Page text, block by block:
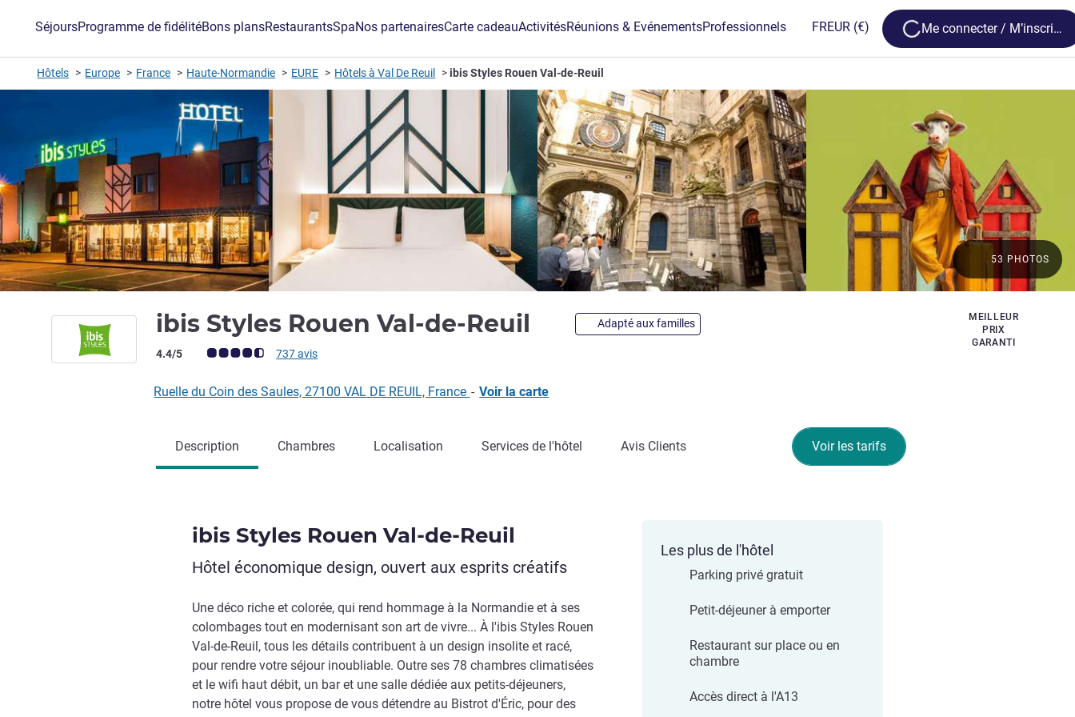
SéjoursProgramme de fidélitéBons plansRestaurantsSpaNos partenairesCarte cadeauActivitésRéunions & EvénementsProfessionnels FREUR (€) Loading...
Me connecter / M’inscrire
Hôtels Europe France Haute-Normandie EURE Hôtels à Val De Reuil ibis Styles Rouen Val-de-Reuil
ibis Styles Rouen Val-de-Reuil 3 étoilesAdapté aux familles
Note Avis clients (Note ALL)
4.4/5 737 avis
MEILLEUR
PRIX
GARANTI
53 PHOTOS
Ruelle du Coin des Saules, 27100 VAL DE REUIL, France - Voir la carte
Voir les tarifs
Description Chambres Localisation Services de l'hôtel Avis Clients
ibis Styles Rouen Val-de-Reuil
Hôtel économique design, ouvert aux esprits créatifs
Une déco riche et colorée, qui rend hommage à la Normandie et à ses
colombages tout en modernisant son art de vivre... À l'ibis Styles Rouen
Val-de-Reuil, tous les détails contribuent à un design insolite et racé,
pour rendre votre séjour inoubliable. Outre ses 78 chambres climatisées
et le wifi haut débit, un bar et une salle dédiée aux petits-déjeuners,
notre hôtel vous propose de vous détendre au Bistrot d'Éric, pour des
Les plus de l'hôtel
Parking privé gratuit
Petit-déjeuner à emporter
Restaurant sur place ou en
chambre
Accès direct à l'A13